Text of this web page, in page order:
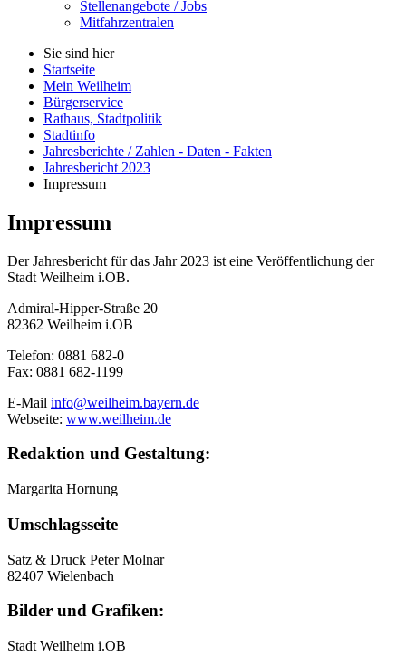
Stellenangebote / Jobs
Mitfahrzentralen
Sie sind hier
Startseite
Mein Weilheim
Bürgerservice
Rathaus, Stadtpolitik
Stadtinfo
Jahresberichte / Zahlen - Daten - Fakten
Jahresbericht 2023
Impressum
Impressum
Der Jahresbericht für das Jahr 2023 ist eine Veröffentlichung der
Stadt Weilheim i.OB.
Admiral-Hipper-Straße 20
82362 Weilheim i.OB
Telefon: 0881 682-0
Fax: 0881 682-1199
E-Mail info@weilheim.bayern.de
Webseite: www.weilheim.de
Redaktion und Gestaltung:
Margarita Hornung
Umschlagsseite
Satz & Druck Peter Molnar
82407 Wielenbach
Bilder und Grafiken:
Stadt Weilheim i.OB